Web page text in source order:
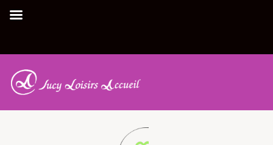
Activité
Accueil |Activité